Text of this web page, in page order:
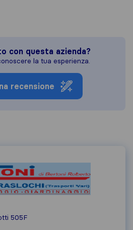
con questa azienda?
la tua esperienza.
recensione
505F